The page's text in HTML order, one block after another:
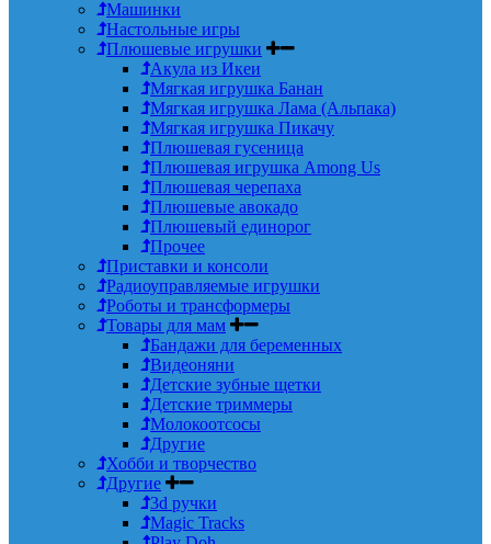
Машинки
Настольные игры
Плюшевые игрушки
Акула из Икеи
Мягкая игрушка Банан
Мягкая игрушка Лама (Альпака)
Мягкая игрушка Пикачу
Плюшевая гусеница
Плюшевая игрушка Among Us
Плюшевая черепаха
Плюшевые авокадо
Плюшевый единорог
Прочее
Приставки и консоли
Радиоуправляемые игрушки
Роботы и трансформеры
Товары для мам
Бандажи для беременных
Видеоняни
Детские зубные щетки
Детские триммеры
Молокоотсосы
Другие
Хобби и творчество
Другие
3d ручки
Magic Tracks